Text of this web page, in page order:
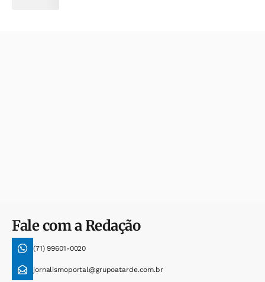
Fale com a Redação
(71) 99601-0020
jornalismoportal@grupoatarde.com.br